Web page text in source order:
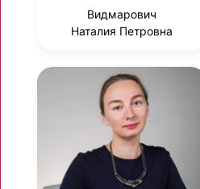
Видмарович
Наталия Петровна